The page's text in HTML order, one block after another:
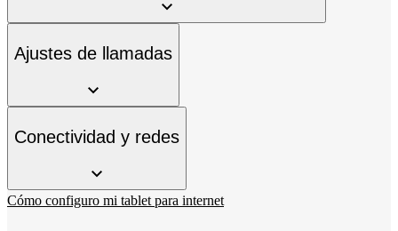
Ajustes de llamadas
Conectividad y redes
Cómo configuro mi tablet para internet